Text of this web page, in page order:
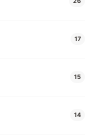
17
15
14